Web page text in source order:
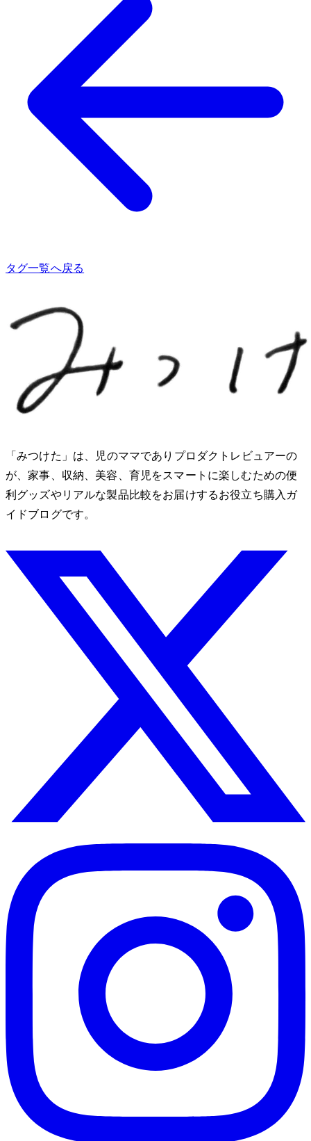
タグ一覧へ戻る
「みつけた」は、2児のママでありプロダクトレビュアーのMio
が、家事、収納、美容、育児をスマートに楽しむための便
利グッズやリアルな製品比較をお届けするお役立ち購入ガ
イドブログです。